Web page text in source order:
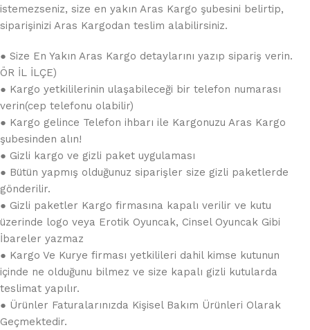
istemezseniz, size en yakın Aras Kargo şubesini belirtip,
siparişinizi Aras Kargodan teslim alabilirsiniz.
● Size En Yakın Aras Kargo detaylarını yazıp sipariş verin.
ÖR İL İLÇE)
● Kargo yetkililerinin ulaşabileceği bir telefon numarası
verin(cep telefonu olabilir)
● Kargo gelince Telefon ihbarı ile Kargonuzu Aras Kargo
şubesinden alın!
● Gizli kargo ve gizli paket uygulaması
● Bütün yapmış olduğunuz siparişler size gizli paketlerde
gönderilir.
● Gizli paketler Kargo firmasına kapalı verilir ve kutu
üzerinde logo veya Erotik Oyuncak, Cinsel Oyuncak Gibi
İbareler yazmaz
● Kargo Ve Kurye firması yetkilileri dahil kimse kutunun
içinde ne olduğunu bilmez ve size kapalı gizli kutularda
teslimat yapılır.
● Ürünler Faturalarınızda Kişisel Bakım Ürünleri Olarak
Geçmektedir.